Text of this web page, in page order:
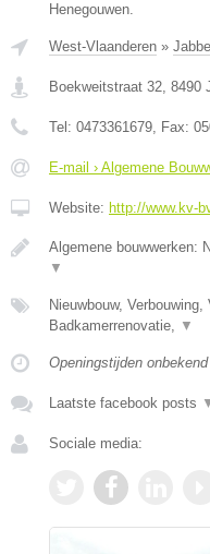
Henegouwen.
West-Vlaanderen »
Boekweitstraat 32, 8490
Tel: 0473361679, Fax:
E-mail › Algemene
Website: http://www.kv-
Algemene bouwwerken:
▼
Nieuwbouw,
Badkamerrenovatie, ▼
Openingstijden onbekend
Laatste facebook posts
Sociale media: